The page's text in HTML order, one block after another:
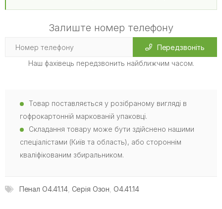
Залиште номер телефону
Передзвоніть
Наш фахівець передзвонить найближчим часом.
Товар поставляється у розібраному вигляді в
гофрокартонній маркованій упаковці.
Складання товару може бути здійснено нашими
спеціалістами (Київ та область), або стороннім
кваліфікованим збиральником.
Пенал O4.41.14, Серія Озон O4.41.14